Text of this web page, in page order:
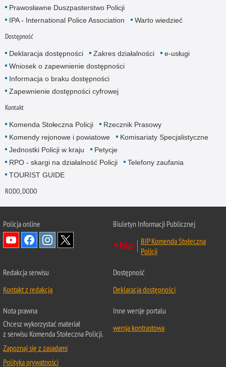
Prawosławne Duszpasterstwo Policji
IPA - International Police Association
Warto wiedzieć
Dostępność
Deklaracja dostępności Zakres działalności
e-usługi
Wniosek o zapewnienie dostępności
Informacja o braku dostępności
Zapewnienie dostępności cyfrowej
Kontakt
Komenda Stołeczna Policji
Rzecznik Prasowy
Komendy rejonowe i powiatowe
Komisariaty Specjalistyczne
Jednostki Policji w kraju
Petycje
RPO - skargi na działalność Policji
Telefony zaufania
TOURIST GUIDE
RODO, DODO
Policja online
Biuletyn Informacji Publicznej
BIP Komenda Stołeczna
Policji
Redakcja serwisu
Kontakt z redakcją
Dostępność
Deklaracja dostępności
Nota prawna
Chcesz wykorzystać materiał
z serwisu Komenda Stołeczna Policji.
Zapoznaj się z zasadami
Polityka prywatności
Inne wersje portalu
wersja kontrastowa